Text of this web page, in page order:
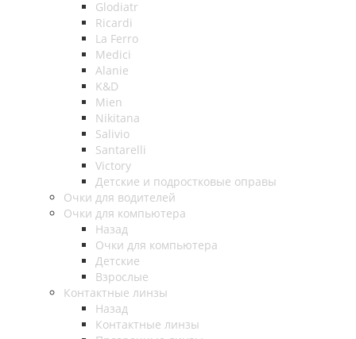
Glodiatr
Ricardi
La Ferro
Medici
Alanie
K&D
Mien
Nikitana
Salivio
Santarelli
Victory
Детские и подростковые оправы
Очки для водителей
Очки для компьютера
Назад
Очки для компьютера
Детские
Взрослые
Контактные линзы
Назад
Контактные линзы